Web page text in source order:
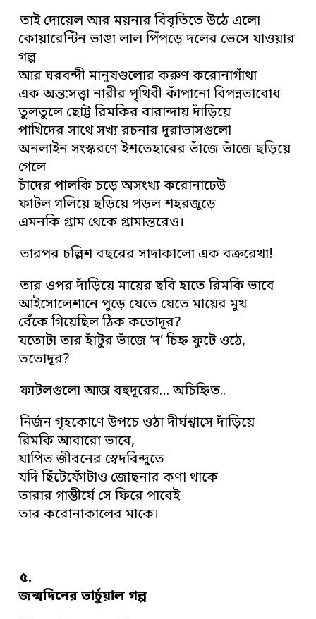
তাই দোয়েল আর ময়নার বিবৃতিতে উঠে এলো
কোয়ারেন্টিন ভাঙা লাল পিঁপড়ে দলের ভেসে যাওয়ার
গল্প
আর ঘরবন্দী মানুষগুলোর করুণ করোনাগাঁথা
এক অন্ত:সত্ত্বা নারীর পৃথিবী কাঁপানো বিপন্নতাবোধ
তুলতুলে ছোট্ট রিমকির বারান্দায় দাঁড়িয়ে
পাখিদের সাথে সখ্য রচনার দূরাভাসগুলো
অনলাইন সংস্করণে ইশতেহারের ভাঁজে ভাঁজে ছড়িয়ে
গেলে
চাঁদের পালকি চড়ে অসংখ্য করোনাঢেউ
ফাটল গলিয়ে ছড়িয়ে পড়ল শহরজুড়ে
এমনকি গ্রাম থেকে গ্রামান্তরেও।
তারপর চল্লিশ বছরের সাদাকালো এক বক্ররেখা!
তার ওপর দাঁড়িয়ে মায়ের ছবি হাতে রিমকি ভাবে
আইসোলেশানে পুড়ে যেতে যেতে মায়ের মুখ
বেঁকে গিয়েছিল ঠিক কতোদূর?
যতোটা তার হাঁটুর ভাঁজে ‘দ’ চিহ্ন ফুটে ওঠে,
ততোদূর?
ফাটলগুলো আজ বহুদূরের… অচিহ্নিত..
নির্জন গৃহকোণে উপচে ওঠা দীর্ঘশ্বাসে দাঁড়িয়ে
রিমকি আবারো ভাবে,
যাপিত জীবনের স্বেদবিন্দুতে
যদি ছিঁটেফোঁটাও জোছনার কণা থাকে
তারার গাম্ভীর্যে সে ফিরে পাবেই
তার করোনাকালের মাকে।
৫.
জন্মদিনের ভার্চুয়াল গল্প